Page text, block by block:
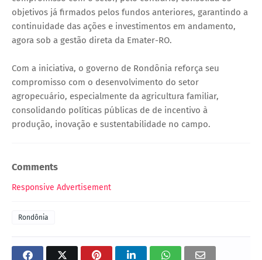
objetivos já firmados pelos fundos anteriores, garantindo a
continuidade das ações e investimentos em andamento,
agora sob a gestão direta da Emater-RO.
Com a iniciativa, o governo de Rondônia reforça seu
compromisso com o desenvolvimento do setor
agropecuário, especialmente da agricultura familiar,
consolidando políticas públicas de de incentivo à
produção, inovação e sustentabilidade no campo.
Comments
Responsive Advertisement
Rondônia